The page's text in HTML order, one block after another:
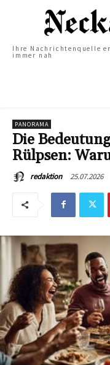
Ihre Nachrichtenquelle
immer nah
PANORAMA
Die
Rülpsen:
redaktion 25.07.2026